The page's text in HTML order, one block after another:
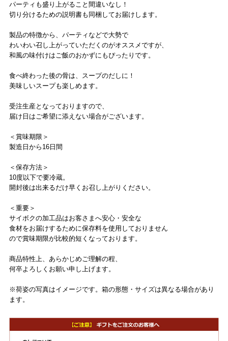
パーティも盛り上がること間違いなし！
切り分けるための説明書も同梱してお届けします。
製品の特徴から、パーティなどで大勢で
わいわい召し上がっていただくのがオススメですが、
和風の味付けはご飯のおかずにもぴったりです。
食べ終わった後の骨は、スープのだしに！
美味しいスープも楽しめます。
受注生産となっておりますので、
届け日はご希望に添えない場合がございます。
＜賞味期限＞
製造日から16日間
＜保存方法＞
10度以下で要冷蔵。
開封後は出来るだけ早くお召し上がりください。
＜重要＞
サイボクの加工品はお客さまへ安心・安全な
食材をお届けするために保存料を使用しておりません
ので賞味期限が比較的短くなっております。
商品特性上、あらかじめご理解の程、
何卒よろしくお願い申し上げます。
※荷姿の写真はイメージです。箱の形態・サイズは異なる場合があり
ます。